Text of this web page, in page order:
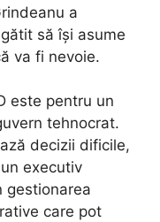
a
să își asume
va fi nevoie.
este pentru un
tehnocrat.
decizii dificile,
executiv
gestionarea
care pot